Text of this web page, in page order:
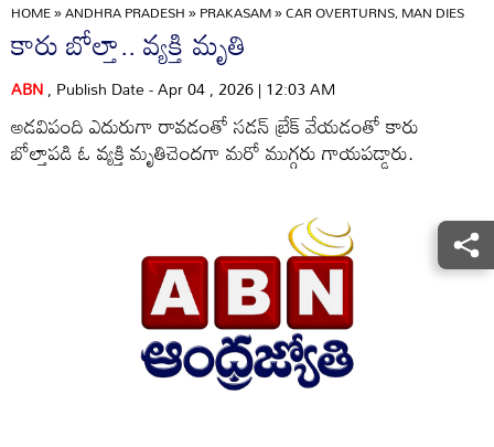
HOME»ANDHRA PRADESH»PRAKASAM»CAR OVERTURNS, MAN DIES
కారు బోల్తా.. వ్యక్తి మృతి
ABN, Publish Date - Apr 04 , 2026 | 12:03 AM
అడవిపంది ఎదురుగా రావడంతో సడన్‌ బ్రేక్‌ వేయడంతో కారు
బోల్తాపడి ఓ వ్యక్తి మృతిచెందగా మరో ముగ్గరు గాయపడ్డారు.